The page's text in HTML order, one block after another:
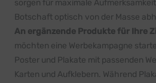
sorgen für maximale
Botschaft optisch von der Masse
An ergänzende Produkte für Ihre
möchten eine Werbekampagne
Poster und Plakate mit passenden
Karten und Aufklebern. Während